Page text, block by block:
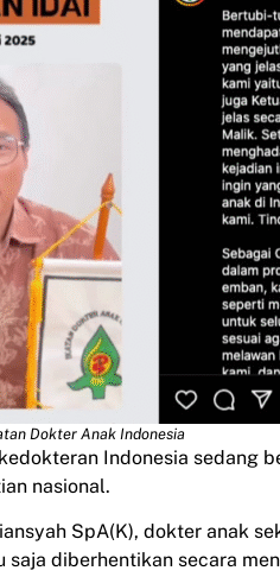
Dokter Anak Indonesia
Indonesia sedang
nasional.
SpA(K), dokter anak
saja diberhentikan secara